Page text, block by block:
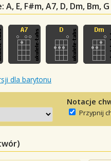
: A, E, F#m, A7, D, Dm, Bm, G
dla barytonu
Notacje
Przypnij